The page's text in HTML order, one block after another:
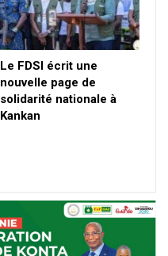
Le FDSI écrit une
nouvelle page de
solidarité nationale à
Kankan